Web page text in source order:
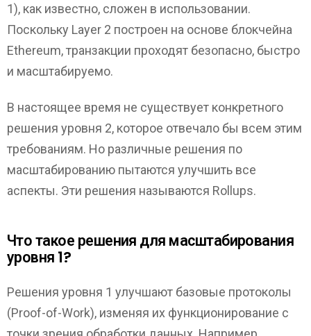
1), как известно, сложен в использовании.
Поскольку Layer 2 построен на основе блокчейна
Ethereum, транзакции проходят безопасно, быстро
и масштабируемо.
В настоящее время не существует конкретного
решения уровня 2, которое отвечало бы всем этим
требованиям. Но различные решения по
масштабированию пытаются улучшить все
аспекты. Эти решения называются Rollups.
Что такое решения для масштабирования
уровня 1?
Решения уровня 1 улучшают базовые протоколы
(Proof-of-Work), изменяя их функционирование с